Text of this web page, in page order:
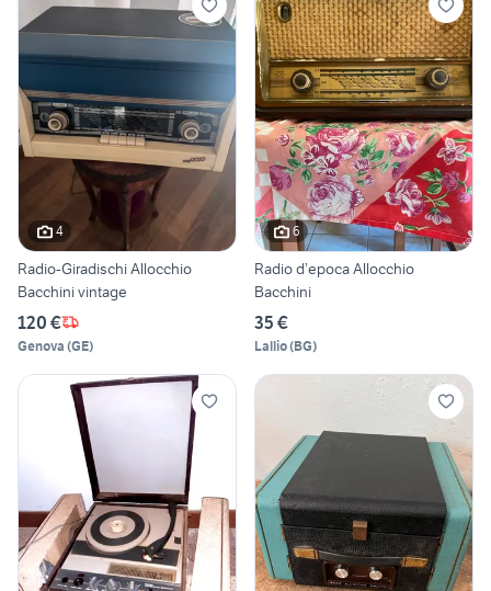
4
Radio-Giradischi Allocchio
Bacchini vintage
120 €
Genova (GE)
6
Radio d’epoca Allocchio
Bacchini
35 €
Lallio(BG)